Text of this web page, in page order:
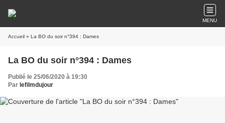
MENU
Accueil » La BO du soir n°394 : Dames
La BO du soir n°394 : Dames
Publié le 25/06/2020 à 19:30
Par lefilmdujour